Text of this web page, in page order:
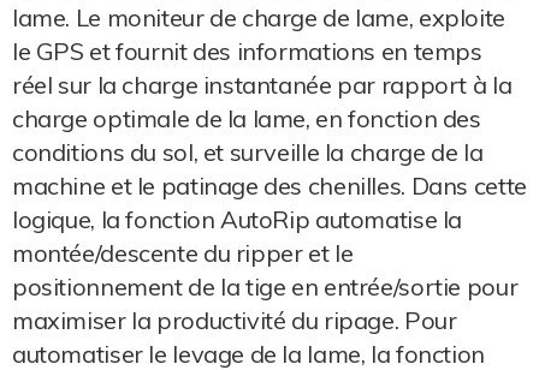
lame. Le moniteur de charge de lame, exploite
le GPS et fournit des informations en temps
réel sur la charge instantanée par rapport à la
charge optimale de la lame, en fonction des
conditions du sol, et surveille la charge de la
machine et le patinage des chenilles. Dans cette
logique, la fonction AutoRip automatise la
montée/descente du ripper et le
positionnement de la tige en entrée/sortie pour
maximiser la productivité du ripage. Pour
automatiser le levage de la lame, la fonction